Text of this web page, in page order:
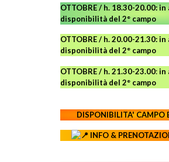
OTTOBRE / h. 18.30-20.00:in
disponibilità del 2° campo
OTTOBRE / h. 20.00-21.30:in
disponibilità del 2° campo
OTTOBRE / h. 21.30-23.00:in
disponibilità del 2° campo
DISPONIBILITA' CAMPO
INFO &